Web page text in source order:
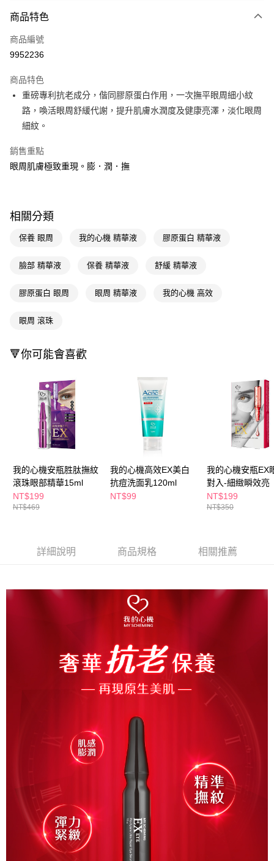
超商取貨付款
LINE Pay
街口支付
悠遊付
Google Pay
AFTEE先享後付
相關說明
１．簡單：不需註冊會員、不需綁卡、不需儲值。
３．安心：先確認商品／服務後，再付款。
【「AFTEE先享後付」結帳流程】
１．於結帳方式選擇「AFTEE先享後付」後，將跳轉至「AFTEE先享後付」
２．訂單成立數日內，您將收到繳費通知簡訊。
ATM／網路銀行／等多元方式進行付款，方視為交易完成。
※ 請注意：結帳手續完成當下不需立刻繳費，但若您需要取消訂單，請聯絡
後付繳納相關費用。
※ 交易是否成功請以「AFTEE先享後付 」之結帳頁面顯示為準，若有關於
客戶支援中心」https://netprotections.freshdesk.com/support/home
【注意事項】
１．透過由恩沛科技股份有限公司提供之「AFTEE先享後付」服務完成之交
易，需依本服務之必要範圍內提供個人資料，並將交易相關給付款項請求債
權轉讓予恩沛科技股份有限公司。
２．關於個人資料處理事宜，請瀏覽以下網址：
３．未成年的使用者請事先徵得法定代理人或監護人之同意方可使用
「AFTEE先享後付」，若未經同意申辦者引起之損失，本公司不負相關責
任。
４．使用「AFTEE先享後付」時，將依據個別帳號之用戶狀況，依本公司即
恩沛科技股份有限公司將有權停止該用戶之使用額度並採取法律行動。
運送方式
全家取貨付款
每筆NT$65，滿NT$390(含以上)免運費
萊爾富取貨付款
付款後萊爾富取貨
每筆NT$65，滿NT$490(含以上)免運費
7-11取貨付款
每筆NT$65，滿NT$490(含以上)免運費
付款後7-11取貨
宅配(本島)
每筆NT$100，滿NT$790(含以上)免運費
商品特色
商品編號
9952236
商品特色
重磅專利抗老成分，偕同膠原蛋白作用，一次撫平眼周細小紋
路，喚活眼周舒緩代謝，提升肌膚水潤度及健康亮澤，淡化眼周
細紋。
銷售重點
眼周肌膚極致重現。膨．潤．撫
相關分類
保養 眼周 我的心機 精華液 膠原蛋白 精華液
臉部 精華液 保養 精華液 舒緩 精華液
膠原蛋白 眼周 眼周 精華液 我的心機 高效
眼周 滾珠
🔻你可能會喜歡
我的心機安瓶胜肽撫紋
滾珠眼部精華15ml
NT$199
NT$469
我的心機高效EX美白
抗痘洗面乳120ml
NT$99
我的心機安瓶EX
對入-細緻瞬效亮
NT$199
NT$350
詳細說明 商品規格 相關推薦